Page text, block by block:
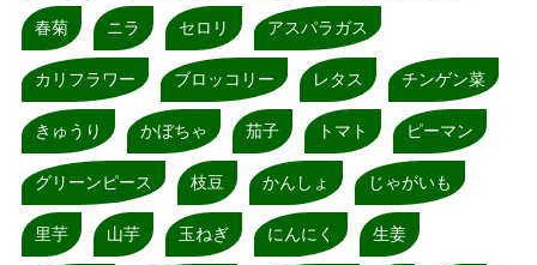
春菊 ニラ セロリ アスパラガス
カリフラワー ブロッコリー レタス チンゲン菜
きゅうり かぼちゃ 茄子 トマト ピーマン
グリーンピース 枝豆 かんしょ じゃがいも
里芋 山芋 玉ねぎ にんにく 生姜